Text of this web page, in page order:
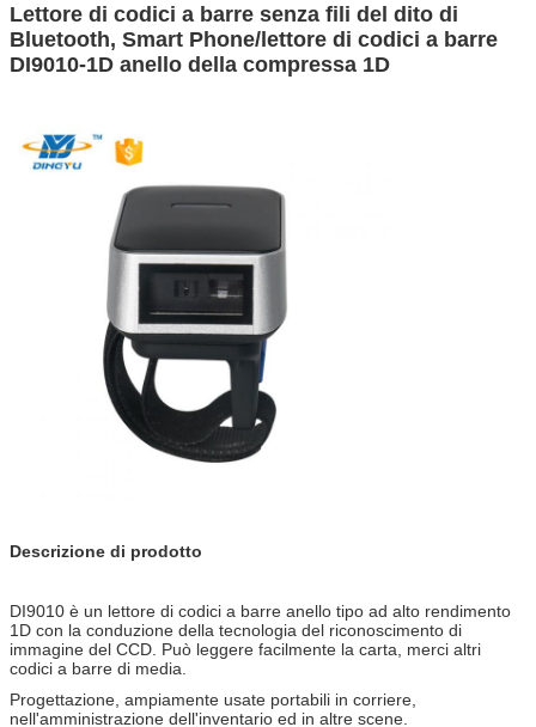
Lettore di codici a barre senza fili del dito di
Bluetooth, Smart Phone/lettore di codici a barre
DI9010-1D anello della compressa 1D
Descrizione di prodotto
DI9010 è un lettore di codici a barre anello tipo ad alto rendimento
1D con la conduzione della tecnologia del riconoscimento di
immagine del CCD. Può leggere facilmente la carta, merci altri
codici a barre di media.
Progettazione, ampiamente usate portabili in corriere,
nell'amministrazione dell'inventario ed in altre scene.